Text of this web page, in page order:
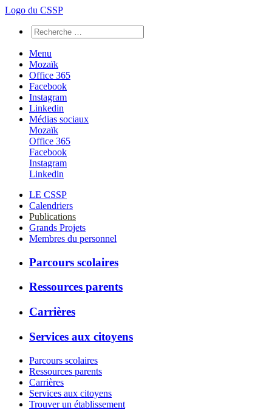
Logo du CSSP
Menu
Mozaïk
Office 365
Facebook
Instagram
Linkedin
Médias sociaux
Mozaïk
Office 365
Facebook
Instagram
Linkedin
LE CSSP
Calendriers
Publications
Grands Projets
Membres du personnel
Parcours scolaires
Ressources parents
Carrières
Services aux citoyens
Parcours scolaires
Ressources parents
Carrières
Services aux citoyens
Trouver un établissement